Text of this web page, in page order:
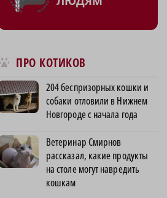
ПРО КОТИКОВ
204 беспризорных кошки и
собаки отловили в Нижнем
Новгороде с начала года
Ветеринар Смирнов
рассказал, какие продукты
на столе могут навредить
кошкам